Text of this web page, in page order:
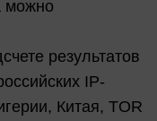
можно
результатов
IP-
Китая, TOR